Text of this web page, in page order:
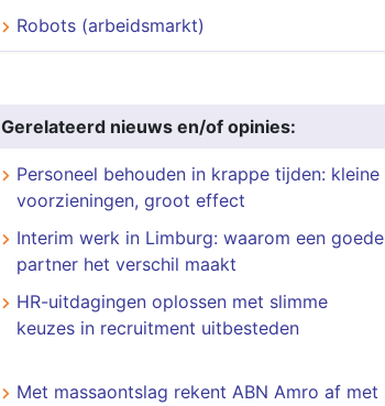
Robots (arbeidsmarkt)
Gerelateerd nieuws en/of opinies:
Personeel behouden in krappe tijden: kleine
voorzieningen, groot effect
Interim werk in Limburg: waarom een goede
partner het verschil maakt
HR-uitdagingen oplossen met slimme
keuzes in recruitment uitbesteden
Met massaontslag rekent ABN Amro af met